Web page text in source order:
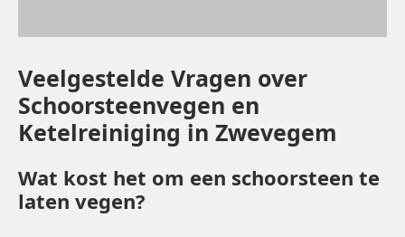
Veelgestelde Vragen over
Schoorsteenvegen en
Ketelreiniging in Zwevegem
Wat kost het om een schoorsteen te
laten vegen?